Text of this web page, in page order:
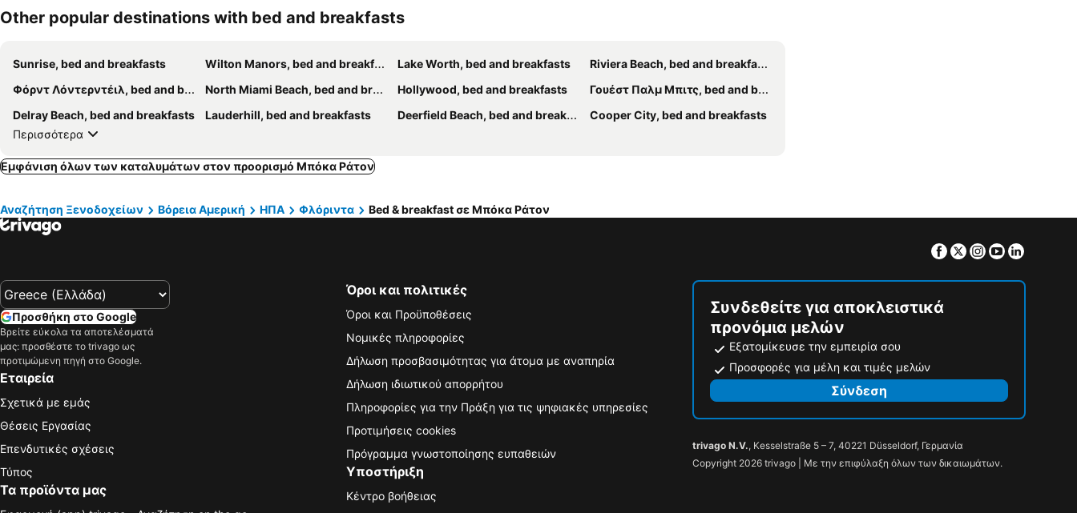
Other popular destinations with bed and breakfasts
Sunrise, bed and breakfasts Wilton Manors, bed and breakfasts Lake Worth, bed and breakfasts
Riviera Beach, bed and breakfasts
Φόρντ Λόντερντέιλ, bed and breakfasts
North Miami Beach, bed and breakfasts Hollywood, bed and breakfasts
Γουέστ Παλμ Μπιτς, bed and breakfasts
Delray Beach, bed and breakfasts
Lauderhill, bed and breakfasts Deerfield Beach, bed and breakfasts
Cooper City, bed and breakfasts
Περισσότερα
Εμφάνιση όλων των καταλυμάτων στον προορισμό Μπόκα Ράτον
Αναζήτηση Ξενοδοχείων Βόρεια Αμερική ΗΠΑ Φλόριντα Bed & breakfast σε Μπόκα Ράτον
Facebook
TwitterInstagram
Youtube
Προσθήκη στο Google
Βρείτε εύκολα τα αποτελέσματά
μας: προσθέστε το trivago ως
προτιμώμενη πηγή στο Google.
Εταιρεία
Σχετικά με εμάς
Θέσεις Εργασίας
Επενδυτικές σχέσεις
Τύπος
Τα προϊόντα μας
Όροι και πολιτικές
Όροι και Προϋποθέσεις
Νομικές πληροφορίες
Δήλωση προσβασιμότητας για άτομα με αναπηρία
Δήλωση ιδιωτικού απορρήτου
Πληροφορίες για την Πράξη για τις ψηφιακές υπηρεσίες
Προτιμήσεις cookies
Πρόγραμμα γνωστοποίησης ευπαθειών
Υποστήριξη
Κέντρο βοήθειας
Συνδεθείτε για αποκλειστικά
προνόμια μελών
Εξατομίκευσε την εμπειρία σου
Προσφορές για μέλη και τιμές μελών
Σύνδεση
trivago N.V., Kesselstraße 5 – 7, 40221 Düsseldorf, Γερμανία
Copyright 2026 trivago | Με την επιφύλαξη όλων των δικαιωμάτων.